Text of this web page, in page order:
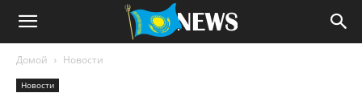
Домой Новости
Новости